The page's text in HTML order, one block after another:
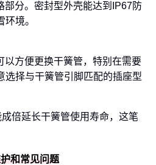
部分。密封型外壳能达到IP67防
境。
以方便更换干簧管，特别在需要
选择与干簧管引脚匹配的插座型
倍延长干簧管使用寿命，这笔
和常见问题